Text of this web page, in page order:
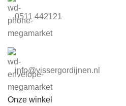
0511 442121
info@vissergordijnen.nl
Onze winkel